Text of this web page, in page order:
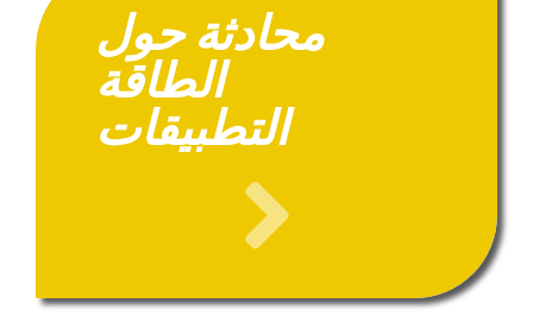
محادثة حول
الطاقة
التطبيقات